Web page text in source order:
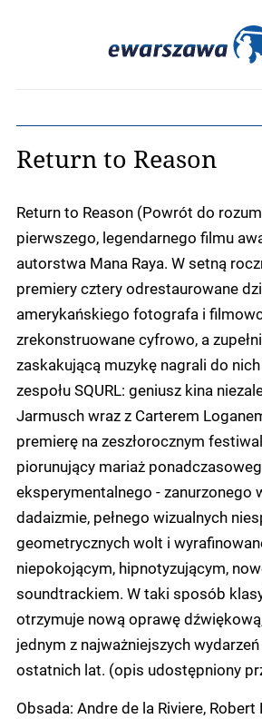
Return to Reason
Return to Reason (Powrót do
pierwszego, legendarnego filmu
autorstwa Mana Raya. W setną
premiery cztery odrestaurowane
amerykańskiego fotografa i
zrekonstruowane cyfrowo, a
zaskakującą muzykę nagrali do nich
zespołu SQURL: geniusz kina
Jarmusch wraz z Carterem
premierę na zeszłorocznym
piorunujący mariaż
eksperymentalnego - zanurzonego
dadaizmie, pełnego wizualnych
geometrycznych wolt i
niepokojącym, hipnotyzującym,
soundtrackiem. W taki sposób
otrzymuje nową oprawę
jednym z najważniejszych
ostatnich lat. (opis udostępniony
Obsada: Andre de la Riviere,